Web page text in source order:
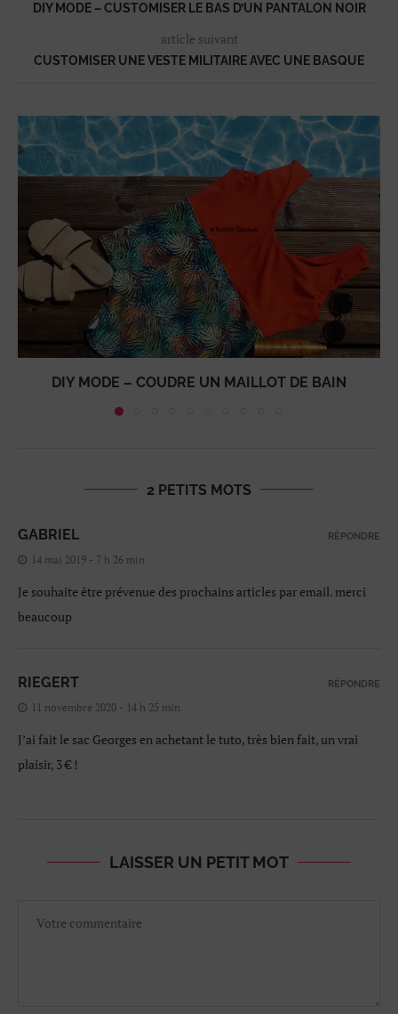
DIY MODE – CUSTOMISER LE BAS D’UN PANTALON NOIR
article suivant
CUSTOMISER UNE VESTE MILITAIRE AVEC UNE BASQUE
DIY MODE – COUDRE UN MAILLOT DE BAIN
2 PETITS MOTS
GABRIEL
14 mai 2019 - 7 h 26 min
Je souhaite être prévenue des prochains articles par email. merci
beaucoup
RÉPONDRE
RIEGERT
11 novembre 2020 - 14 h 25 min
J’ai fait le sac Georges en achetant le tuto, très bien fait, un vrai
plaisir, 3 € !
RÉPONDRE
LAISSER UN PETIT MOT